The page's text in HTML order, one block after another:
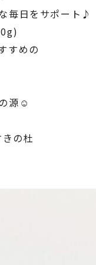
毎日をサポート♪
すめの
源☺︎
の杜